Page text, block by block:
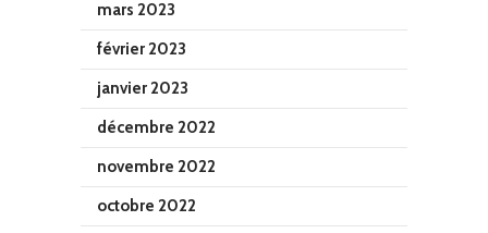
mars 2023
février 2023
janvier 2023
décembre 2022
novembre 2022
octobre 2022